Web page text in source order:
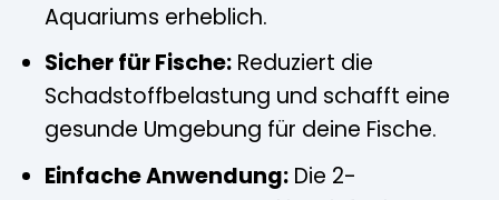
Aquariums erheblich.
Sicher für Fische:Reduziert die
Schadstoffbelastung und schafft eine
gesunde Umgebung für deine Fische.
Einfache Anwendung:Die 2-